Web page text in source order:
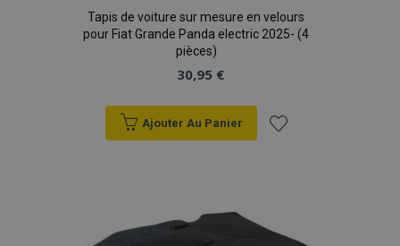
Tapis de voiture sur mesure en velours
pour Fiat Grande Panda electric 2025- (4
pièces)
30,95 €
Ajouter Au Panier
liste